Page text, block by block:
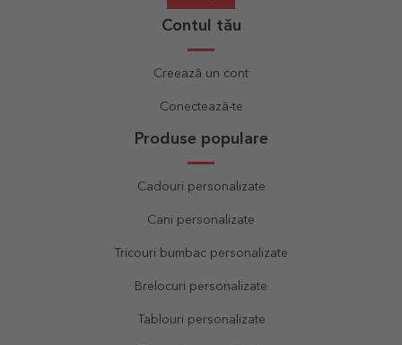
Contul tău
Creează un cont
Conectează-te
Produse populare
Cadouri personalizate
Cani personalizate
Tricouri bumbac personalizate
Brelocuri personalizate
Tablouri personalizate